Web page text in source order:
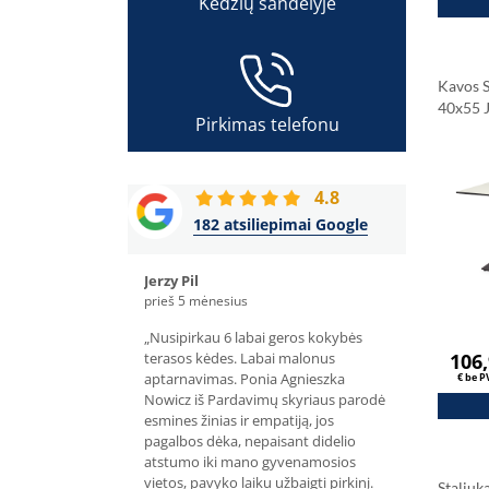
Pirkimas telefonu
4.8
182 atsiliepimai Google
Jerzy Pil
prieš 5 mėnesius
„Nusipirkau 6 labai geros kokybės
terasos kėdes. Labai malonus
aptarnavimas. Ponia Agnieszka
Nowicz iš Pardavimų skyriaus parodė
esmines žinias ir empatiją, jos
pagalbos dėka, nepaisant didelio
atstumo iki mano gyvenamosios
vietos, pavyko laiku užbaigti pirkinį.
Herman
vis dar yra
savo
15 152 cm
lankstome ir
Kavos
40x55
€ be